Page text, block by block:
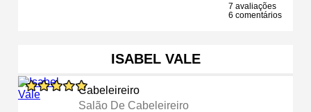
7 avaliações
6 comentários
ISABEL VALE
Cabeleireiro
Salão De Cabeleireiro